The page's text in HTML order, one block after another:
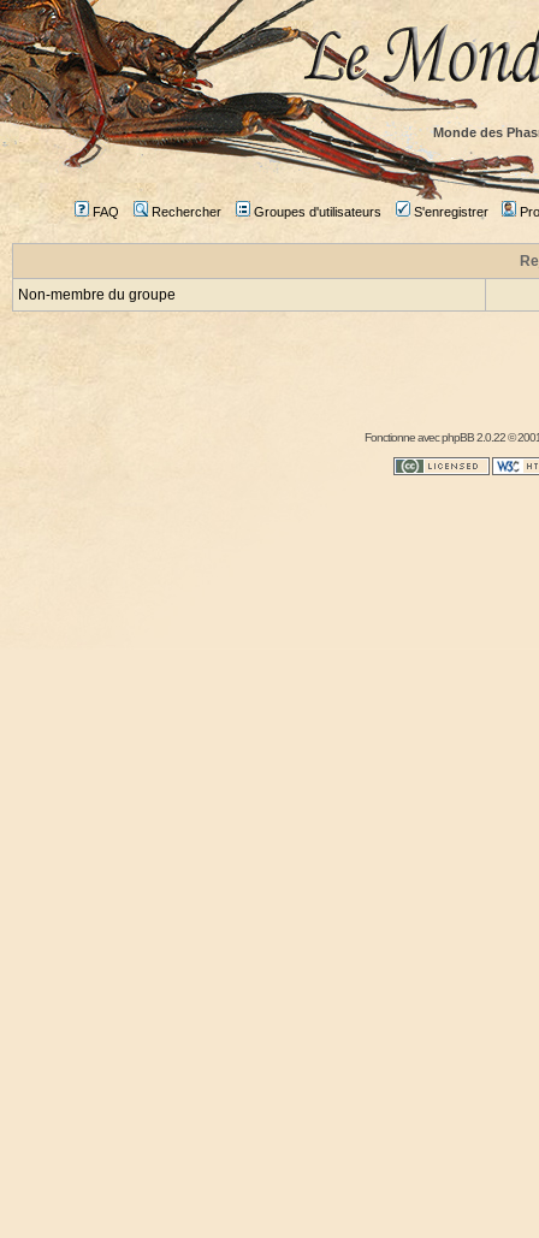
Monde des
FAQ Rechercher Groupes d'utilisateurs S'enregistrer
Non-membre du groupe
Fonctionne avecphpBB2.0.22 ©